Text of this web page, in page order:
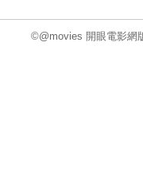
©@movies 開眼電影網